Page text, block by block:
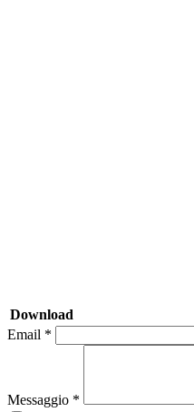
Download
Email *
Messaggio *